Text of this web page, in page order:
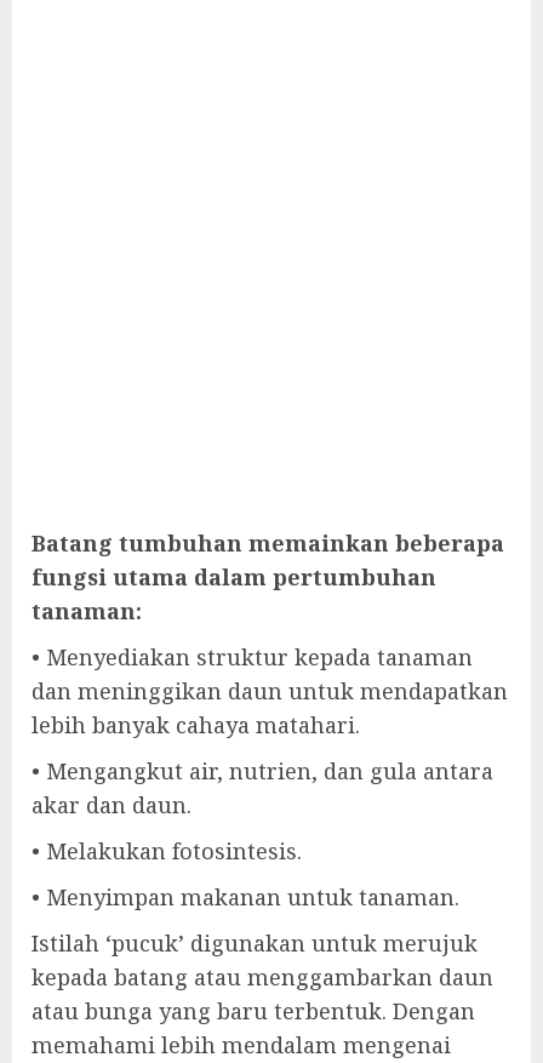
Batang tumbuhan memainkan beberapa
fungsi utama dalam pertumbuhan
tanaman:
• Menyediakan struktur kepada tanaman
dan meninggikan daun untuk mendapatkan
lebih banyak cahaya matahari.
• Mengangkut air, nutrien, dan gula antara
akar dan daun.
• Melakukan fotosintesis.
• Menyimpan makanan untuk tanaman.
Istilah ‘pucuk’ digunakan untuk merujuk
kepada batang atau menggambarkan daun
atau bunga yang baru terbentuk. Dengan
memahami lebih mendalam mengenai